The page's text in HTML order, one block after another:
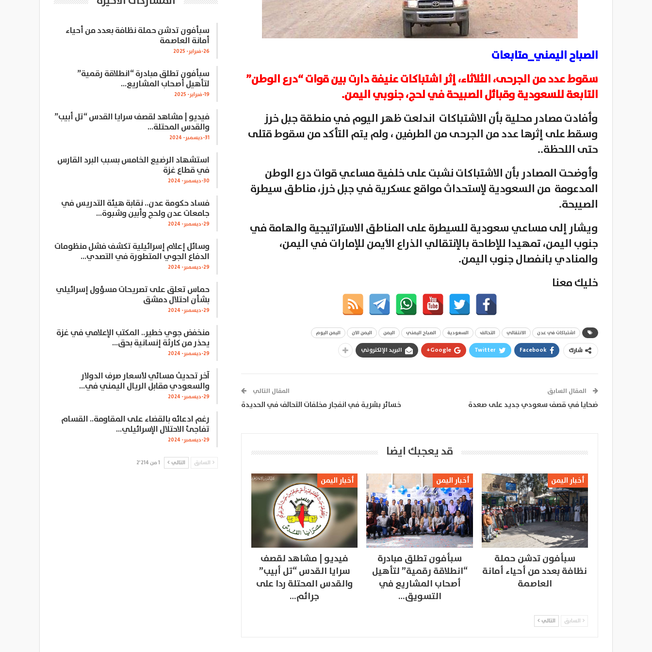
الصباح اليمني_متابعات
سقوط عدد من الجرحى، الثلاثاء، إثر اشتباكات عنيفة دارت بين قوات “درع الوطن”
التابعة للسعودية وقبائل الصبيحة في لحج، جنوبي اليمن.
وأفادت مصادر محلية بأن الاشتباكات اندلعت ظهر اليوم في منطقة جبل خرز
وسقط على إثرها عدد من الجرحى من الطرفين ، ولم يتم التأكد من سقوط قتلى
حتى اللحظة..
وأوضحت المصادر بأن الاشتباكات نشبت على خلفية مساعي قوات درع الوطن
المدعومة من السعودية لإستحداث مواقع عسكرية في جبل خرز، مناطق سيطرة
الصيبحة.
ويشار إلى مساعي سعودية للسيطرة على المناطق الاستراتيجية والهامة في
جنوب اليمن، تمهيدا للإطاحة بالإنتقالي الذراع الأيمن للإمارات في اليمن،
والمنادي بانفصال جنوب اليمن.
خليك معنا
اشتباكات في عدن الانتقالي التحالف السعودية الصباح اليمني اليمن اليمن الان اليمن اليوم
شارك Facebook
Twitter
Google+ البريد الإلكتروني
المقال السابق
ضحايا في قصف سعودي جديد على صعدة
المقال التالي
خسائر بشرية في انفجار مخلفات التحالف في الحديدة
قد يعجبك ايضا
أخبار اليمن
سبأفون تدشن حملة
نظافة بعدد من أحياء أمانة
العاصمة
أخبار اليمن
سبأفون تطلق مبادرة
“انطلاقة رقمية” لتأهيل
أصحاب المشاريع في
التسويق…
أخبار اليمن
فيديو | مشاهد لقصف
سرايا القدس “تل أبيب”
والقدس المحتلة ردا على
جرائم…
السابق التالي
سبأفون تدشن حملة نظافة بعدد من أحياء
أمانة العاصمة
26-فبراير- 2025
سبأفون تطلق مبادرة “انطلاقة رقمية”
لتأهيل أصحاب المشاريع…
19-فبراير- 2025
فيديو | مشاهد لقصف سرايا القدس “تل أبيب”
والقدس المحتلة…
31-ديسمبر- 2024
استشهاد الرضيع الخامس بسبب البرد القارس
في قطاع غزة
30-ديسمبر- 2024
فساد حكومة عدن.. نقابة هيئة التدريس في
جامعات عدن ولحج وأبين وشبوة…
29-ديسمبر- 2024
وسائل إعلام إسرائيلية تكشف فشل منظومات
الدفاع الجوي المتطورة في التصدي…
29-ديسمبر- 2024
حماس تعلق على تصريحات مسؤول إسرائيلي
بشأن احتلال دمشق
29-ديسمبر- 2024
منخفض جوي خطير.. المكتب الإعلامي في غزة
يحذر من كارثة إنسانية بحق…
29-ديسمبر- 2024
آخر تحديث مسائي لأسعار صرف الدولار
والسعودي مقابل الريال اليمني في…
29-ديسمبر- 2024
رغم ادعائه بالقضاء على المقاومة.. القسام
تفاجئ الاحتلال الإسرائيلي…
29-ديسمبر- 2024
السابق التالي 1 من 2٬214